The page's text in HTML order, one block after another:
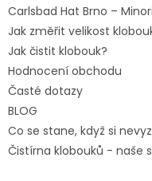
Carlsbad Hat Brno –
Jak změřit velikost
Jak čistit klobouk?
Hodnocení obchodu
Časté dotazy
BLOG
Co se stane, když si
Čistírna klobouků - naše